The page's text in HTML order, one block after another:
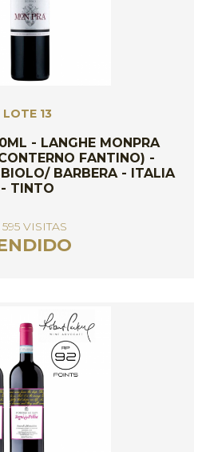
LOTE 13
- LANGHE MONPRA
FANTINO) -
BARBERA - ITALIA
- TINTO
VISITAS